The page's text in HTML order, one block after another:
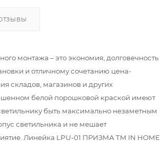
монтажа – это экономия, долговечность
и отличному сочетанию цена-
складов, магазинов и других
белой порошковой краской имеют
быть максимально незаметным
светильника и не мешает
Линейка LPU-01 ПРИЗМА ТМ IN HOME